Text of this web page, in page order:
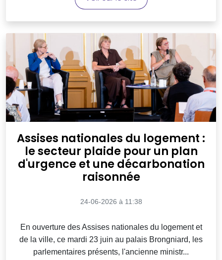
Assises nationales du logement :
le secteur plaide pour un plan
d'urgence et une décarbonation
raisonnée
24-06-2026 à 11:38
En ouverture des Assises nationales du logement et
de la ville, ce mardi 23 juin au palais Brongniard, les
parlementaires présents, l'ancienne ministr...